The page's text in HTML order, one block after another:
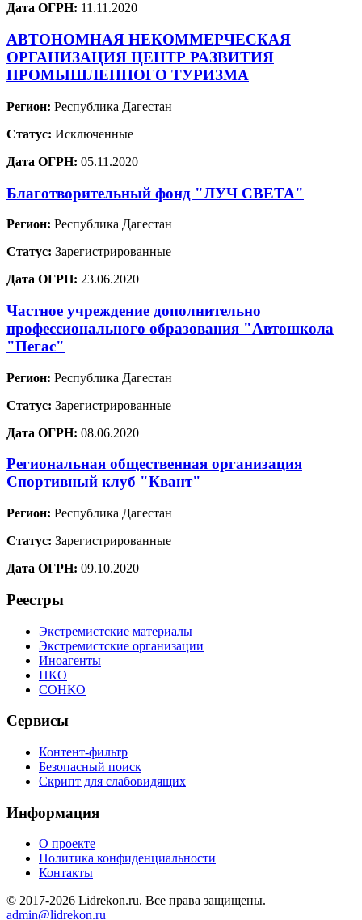
Дата ОГРН: 11.11.2020
АВТОНОМНАЯ НЕКОММЕРЧЕСКАЯ
ОРГАНИЗАЦИЯ ЦЕНТР РАЗВИТИЯ
ПРОМЫШЛЕННОГО ТУРИЗМА
Регион: Республика Дагестан
Статус: Исключенные
Дата ОГРН: 05.11.2020
Благотворительный фонд "ЛУЧ СВЕТА"
Регион: Республика Дагестан
Статус: Зарегистрированные
Дата ОГРН: 23.06.2020
Частное учреждение дополнительно
профессионального образования "Автошкола
"Пегас"
Регион: Республика Дагестан
Статус: Зарегистрированные
Дата ОГРН: 08.06.2020
Региональная общественная организация
Спортивный клуб "Квант"
Регион: Республика Дагестан
Статус: Зарегистрированные
Дата ОГРН: 09.10.2020
Реестры
Экстремистские материалы
Экстремистские организации
Иноагенты
НКО
СОНКО
Сервисы
Контент-фильтр
Безопасный поиск
Скрипт для слабовидящих
Информация
О проекте
Политика конфиденциальности
Контакты
© 2017-2026 Lidrekon.ru. Все права защищены.
admin@lidrekon.ru